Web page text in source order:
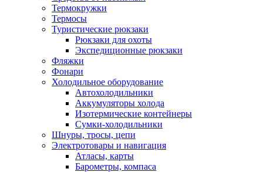
Термокружки
Термосы
Туристические рюкзаки
Рюкзаки для охоты
Экспедиционные рюкзаки
Фляжки
Фонари
Холодильное оборудование
Автохолодильники
Аккумуляторы холода
Изотермические контейнеры
Сумки-холодильники
Шнуры, тросы, цепи
Электротовары и навигация
Атласы, карты
Барометры, компаса